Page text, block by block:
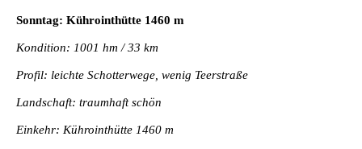
Sonntag: Kührointhütte 1460 m
Kondition: 1001 hm / 33 km
Profil: leichte Schotterwege, wenig Teerstraße
Landschaft: traumhaft schön
Einkehr: Kührointhütte 1460 m